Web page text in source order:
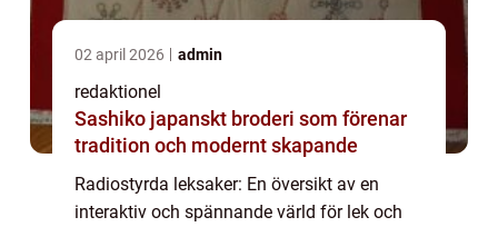
02 april 2026 admin
redaktionel
Sashiko japanskt broderi som förenar
tradition och modernt skapande
Radiostyrda leksaker: En översikt av en
interaktiv och spännande värld för lek och